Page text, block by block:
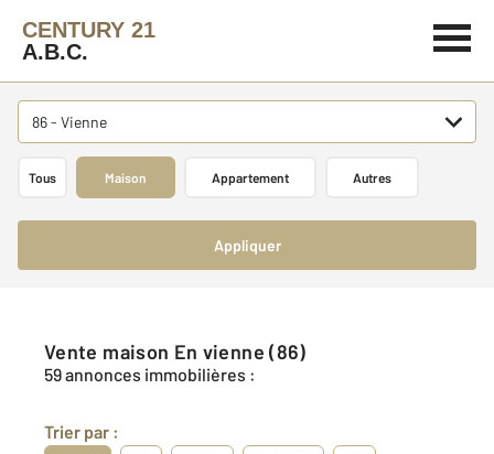
CENTURY 21
A.B.C.
86 - Vienne
Tous Maison Appartement Autres
Appliquer
Vente maison En vienne (86)
59 annonces immobilières :
Trier par :